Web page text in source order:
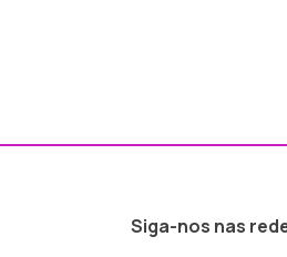
Siga-nos nas